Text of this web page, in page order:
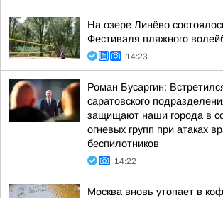
На озере Линёво
Фестиваля пляжного
14:23
Роман Бусаргин:
саратовского
защищают наши города в
огневых групп при атаках
беспилотников
14:22
Москва вновь утопает в